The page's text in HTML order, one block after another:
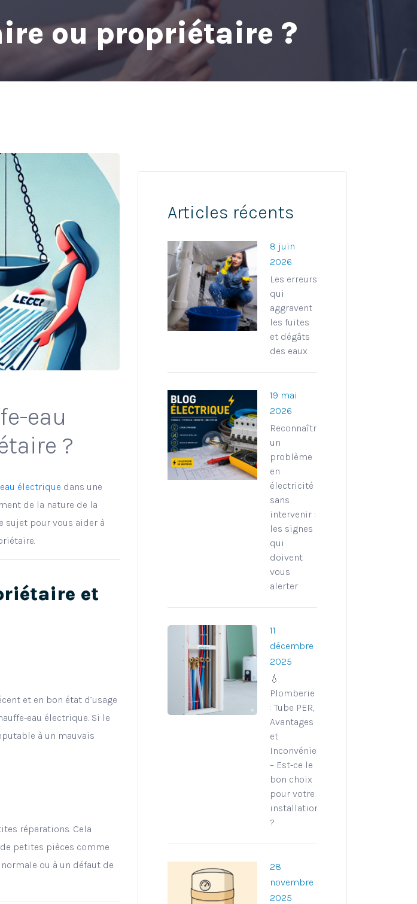
ou propriétaire ?
eau
?
électrique dans une
de la nature de la
sujet pour vous aider à
et
et en bon état d’usage
eau électrique. Si le
à un mauvais
réparations. Cela
petites pièces comme
ou à un défaut de
Articles récents
8 juin
2026
Les erreurs
qui
aggravent
les fuites
et dégâts
des eaux
19 mai
2026
Reconnaître
un
problème
en
électricité
sans
intervenir :
les signes
qui
doivent
vous
alerter
11
décembre
2025
💧
Plomberie
: Tube PER,
Avantages
et
Inconvénients
– Est-ce le
bon choix
pour votre
installation
?
28
novembre
2025